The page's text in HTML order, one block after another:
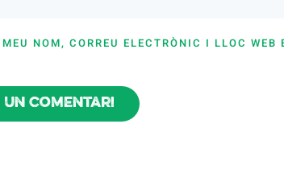
NOM, CORREU ELECTRÒNIC I LLOC
un comentari